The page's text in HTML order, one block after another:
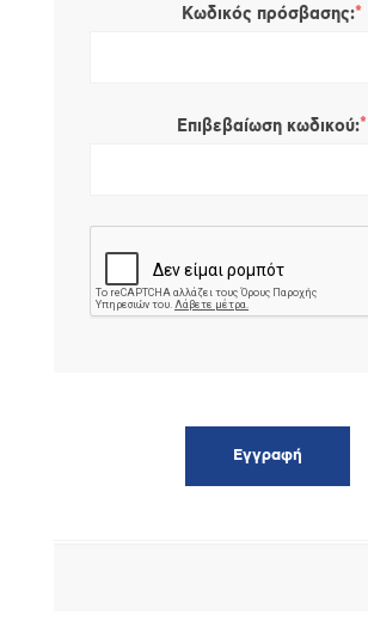
Κωδικός πρόσβασης:*
Επιβεβαίωση κωδικού:*